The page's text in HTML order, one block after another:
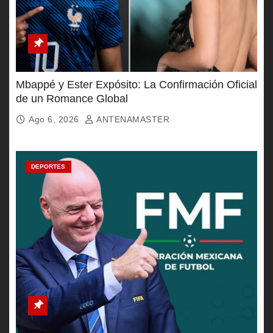
Mbappé y Ester Expósito: La Confirmación Oficial
de un Romance Global
Ago 6, 2026 ANTENAMASTER
DEPORTES